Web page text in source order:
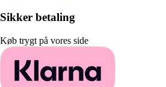
Sikker betaling
Køb trygt på vores side